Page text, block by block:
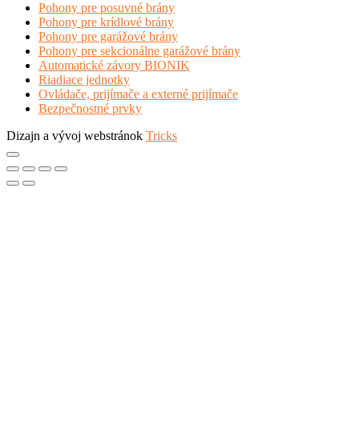
Pohony pre posuvné brány
Pohony pre krídlové brány
Pohony pre garážové brány
Pohony pre sekcionálne garážové brány
Automatické závory BIONIK
Riadiace jednotky
Ovládače, prijímače a externé prijímače
Bezpečnostné prvky
Dizajn a vývoj webstránok Tricks